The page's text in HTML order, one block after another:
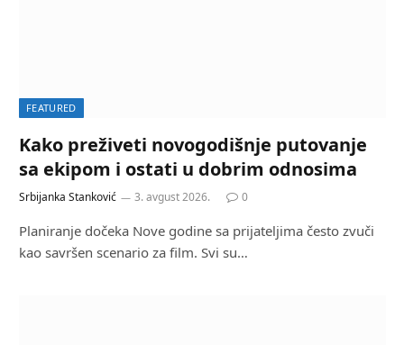
FEATURED
Kako preživeti novogodišnje putovanje
sa ekipom i ostati u dobrim odnosima
Srbijanka Stanković 3. avgust 2026. 0
Planiranje dočeka Nove godine sa prijateljima često zvuči
kao savršen scenario za film. Svi su…